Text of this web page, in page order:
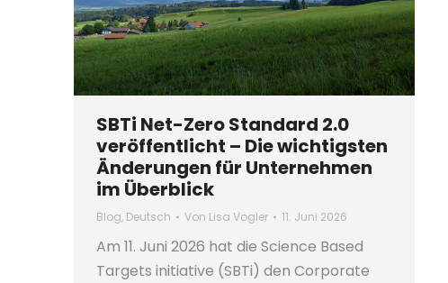
SBTi Net-Zero Standard 2.0
veröffentlicht – Die wichtigsten
Änderungen für Unternehmen
im Überblick
Blog, Deutsch Von Lisa Vogler 11. Juni 2026
Am 11. Juni 2026 hat die Science Based
Targets initiative (SBTi) den Corporate